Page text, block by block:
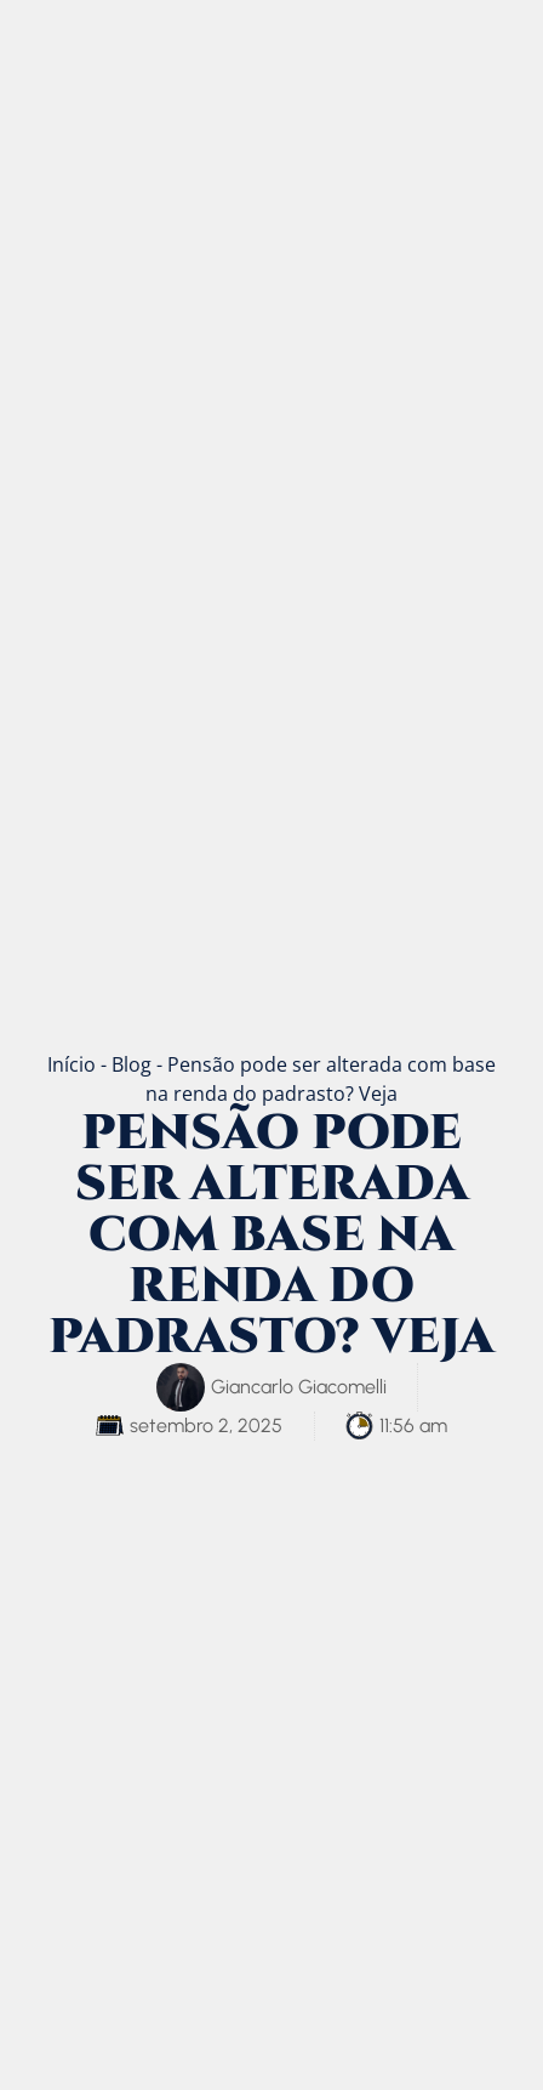
Início - Blog- Pensão pode ser alterada com base
na renda do padrasto? Veja
PENSÃO PODE
SER ALTERADA
COM BASE NA
RENDA DO
PADRASTO? VEJA
Giancarlo Giacomelli
setembro 2, 2025
11:56 am